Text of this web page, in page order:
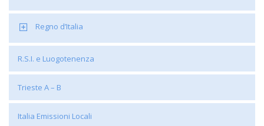
Regno d’Italia
R.S.I. e Luogotenenza
Trieste A – B
Italia Emissioni Locali